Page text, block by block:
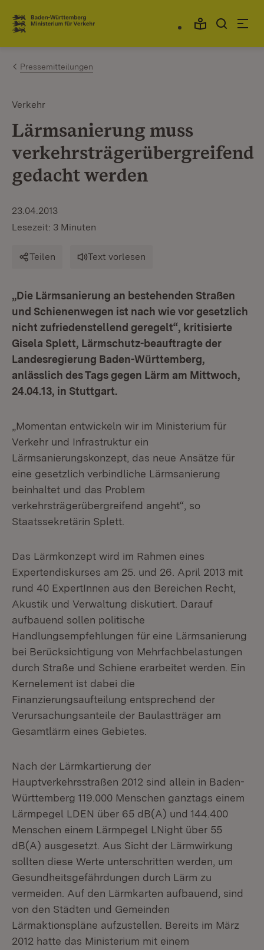
Zum Inhalt springen
Link zur Startseite
Pressemitteilungen
Verkehr
Lärmsanierung muss
verkehrsträgerübergreifend
gedacht werden
23.04.2013
Lesezeit: 3 Minuten
Teilen Text vorlesen
„Die Lärmsanierung an bestehenden Straßen
und Schienenwegen ist nach wie vor gesetzlich
nicht zufriedenstellend geregelt“, kritisierte
Gisela Splett, Lärmschutz-beauftragte der
Landesregierung Baden-Württemberg,
anlässlich des Tags gegen Lärm am Mittwoch,
24.04.13, in Stuttgart.
„Momentan entwickeln wir im Ministerium für
Verkehr und Infrastruktur ein
Lärmsanierungskonzept, das neue Ansätze für
eine gesetzlich verbindliche Lärmsanierung
beinhaltet und das Problem
verkehrsträgerübergreifend angeht“, so
Staatssekretärin Splett.
Das Lärmkonzept wird im Rahmen eines
Expertendiskurses am 25. und 26. April 2013 mit
rund 40 ExpertInnen aus den Bereichen Recht,
Akustik und Verwaltung diskutiert. Darauf
aufbauend sollen politische
Handlungsempfehlungen für eine Lärmsanierung
bei Berücksichtigung von Mehrfachbelastungen
durch Straße und Schiene erarbeitet werden. Ein
Kernelement ist dabei die
Finanzierungsaufteilung entsprechend der
Verursachungsanteile der Baulastträger am
Gesamtlärm eines Gebietes.
Nach der Lärmkartierung der
Hauptverkehrsstraßen 2012 sind allein in Baden-
Württemberg 119.000 Menschen ganztags einem
Lärmpegel LDEN über 65 dB(A) und 144.400
Menschen einem Lärmpegel LNight über 55
dB(A) ausgesetzt. Aus Sicht der Lärmwirkung
sollten diese Werte unterschritten werden, um
Gesundheitsgefährdungen durch Lärm zu
vermeiden. Auf den Lärmkarten aufbauend, sind
von den Städten und Gemeinden
Lärmaktionspläne aufzustellen. Bereits im März
2012 hatte das Ministerium mit einem